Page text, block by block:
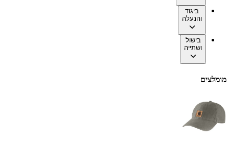
ביגוד
והנעלה
בישול
ושתייה
מומלצים